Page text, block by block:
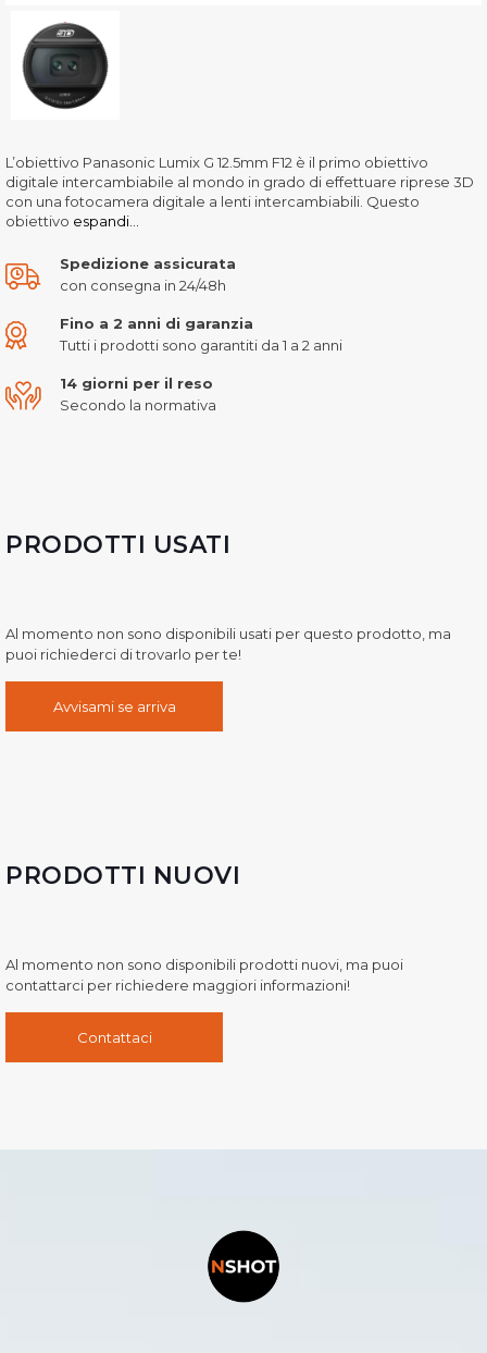
L’obiettivo Panasonic Lumix G 12.5mm F12 è il primo obiettivo
digitale intercambiabile al mondo in grado di effettuare riprese 3D
con una fotocamera digitale a lenti intercambiabili. Questo
obiettivo espandi...
Spedizione assicurata
con consegna in 24/48h
Fino a 2 anni di garanzia
Tutti i prodotti sono garantiti da 1 a 2 anni
14 giorni per il reso
Secondo la normativa
PRODOTTI USATI
Al momento non sono disponibili usati per questo prodotto, ma
puoi richiederci di trovarlo per te!
Avvisami se arriva
PRODOTTI NUOVI
Al momento non sono disponibili prodotti nuovi, ma puoi
contattarci per richiedere maggiori informazioni!
Contattaci